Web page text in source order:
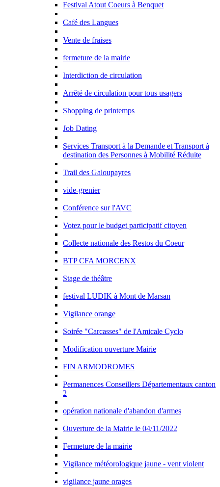
Festival Atout Coeurs à Benquet
Café des Langues
Vente de fraises
fermeture de la mairie
Interdiction de circulation
Arrêté de circulation pour tous usagers
Shopping de printemps
Job Dating
Services Transport à la Demande et Transport à
destination des Personnes à Mobilité Réduite
Trail des Galoupayres
vide-grenier
Conférence sur l'AVC
Votez pour le budget participatif citoyen
Collecte nationale des Restos du Coeur
BTP CFA MORCENX
Stage de théâtre
festival LUDIK à Mont de Marsan
Vigilance orange
Soirée "Carcasses" de l'Amicale Cyclo
Modification ouverture Mairie
FIN ARMODROMES
Permanences Conseillers Départementaux canton
2
opération nationale d'abandon d'armes
Ouverture de la Mairie le 04/11/2022
Fermeture de la mairie
Vigilance météorologique jaune - vent violent
vigilance jaune orages